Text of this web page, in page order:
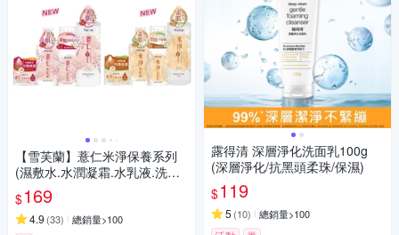
【雪芙蘭】薏仁米淨保養系列
(濕敷水.水潤凝霜.水乳液.洗顏
慕絲)
$169
4.9 (33) 總銷量>100
露得清 深層淨化洗面乳100g
(深層淨化/抗黑頭柔珠/保濕)
$119
5 (10) 總銷量>100